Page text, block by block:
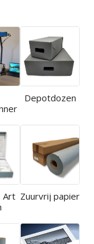
Depotdozen
Art Zuurvrij papier